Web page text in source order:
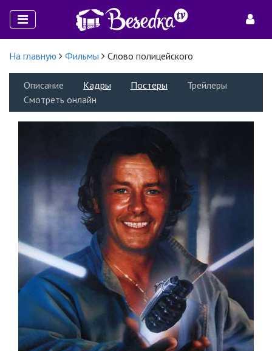
На главную Фильмы Слово полицейского
Описание Кадры Постеры
Трейлеры
Смотреть онлайн